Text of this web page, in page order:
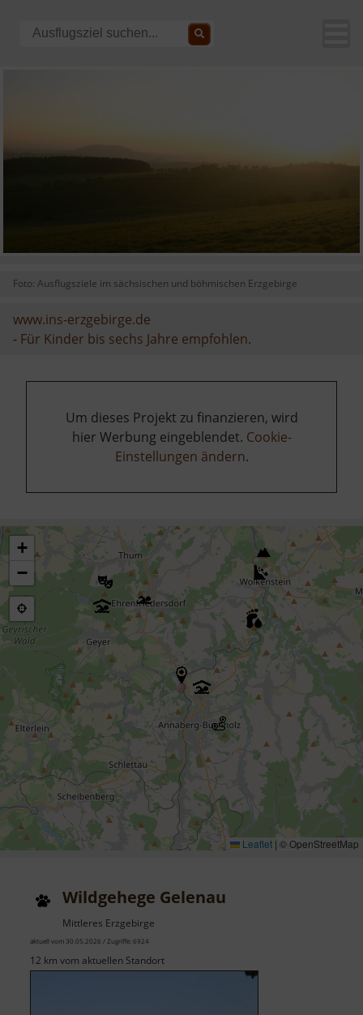
Foto: Ausflugsziele im sächsischen und böhmischen Erzgebirge
www.ins-erzgebirge.de
- Für Kinder bis sechs Jahre empfohlen.
Um dieses Projekt zu finanzieren, wird
hier Werbung eingeblendet. Cookie-
Einstellungen ändern.
+
−
Leaflet | © OpenStreetMap
Wildgehege Gelenau
Mittleres Erzgebirge
aktuell vom 30.05.2026 / Zugriffe: 6924
12 km vom aktuellen Standort